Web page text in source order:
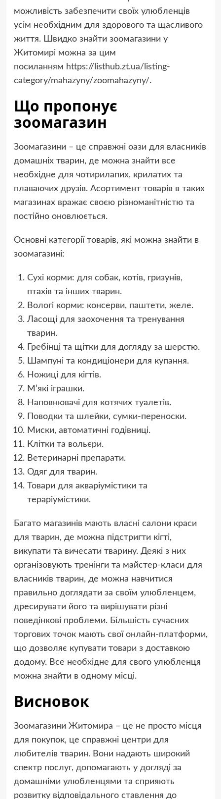
можливість забезпечити своїх улюбленців
усім необхідним для здорового та щасливого
життя. Швидко знайти зоомагазини у
Житомирі можна за цим
посиланням https://listhub.zt.ua/listing-
category/mahazyny/zoomahazyny/.
Що пропонує
зоомагазин
Зоомагазини – це справжні оази для власників
домашніх тварин, де можна знайти все
необхідне для чотирилапих, крилатих та
плаваючих друзів. Асортимент товарів в таких
магазинах вражає своєю різноманітністю та
постійно оновлюється.
Основні категорії товарів, які можна знайти в
зоомагазині:
Сухі корми: для собак, котів, гризунів,
птахів та інших тварин.
Вологі корми: консерви, паштети, желе.
Ласощі для заохочення та тренування
тварин.
Гребінці та щітки для догляду за шерстю.
Шампуні та кондиціонери для купання.
Ножиці для кігтів.
М’які іграшки.
Наповнювачі для котячих туалетів.
Поводки та шлейки, сумки-переноски.
Миски, автоматичні годівниці.
Клітки та вольєри.
Ветеринарні препарати.
Одяг для тварин.
Товари для акваріумістики та
тераріумістики.
Багато магазинів мають власні салони краси
для тварин, де можна підстригти кігті,
викупати та вичесати тварину. Деякі з них
організовують тренінги та майстер-класи для
власників тварин, де можна навчитися
правильно доглядати за своїм улюбленцем,
дресирувати його та вирішувати різні
поведінкові проблеми. Більшість сучасних
торгових точок мають свої онлайн-платформи,
що дозволяє купувати товари з доставкою
додому. Все необхідне для свого улюбленця
можна знайти в одному місці.
Висновок
Зоомагазини Житомира – це не просто місця
для покупок, це справжні центри для
любителів тварин. Вони надають широкий
спектр послуг, допомагають у догляді за
домашніми улюбленцями та сприяють
розвитку відповідального ставлення до